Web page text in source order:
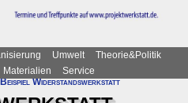
Umwelt
Theorie&Politik
Materialien
Service
Beispiel Widerstandswerkstatt